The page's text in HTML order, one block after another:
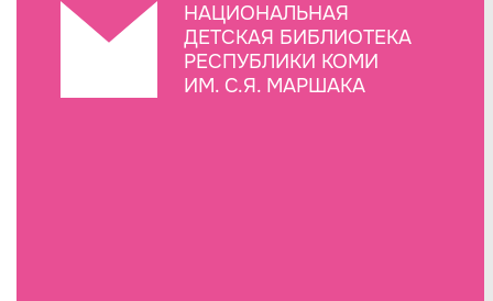
НАЦИОНАЛЬНАЯ
ДЕТСКАЯ БИБЛИОТЕКА
РЕСПУБЛИКИ КОМИ
ИМ. С.Я. МАРШАКА